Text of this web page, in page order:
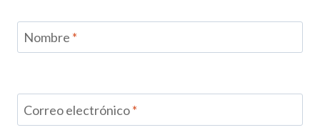
Nombre *
Correo electrónico*